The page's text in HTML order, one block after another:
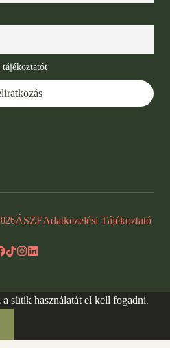
ÁSZFAdatkezelési Tájékoztató
sütik használatát el kell fogadni.